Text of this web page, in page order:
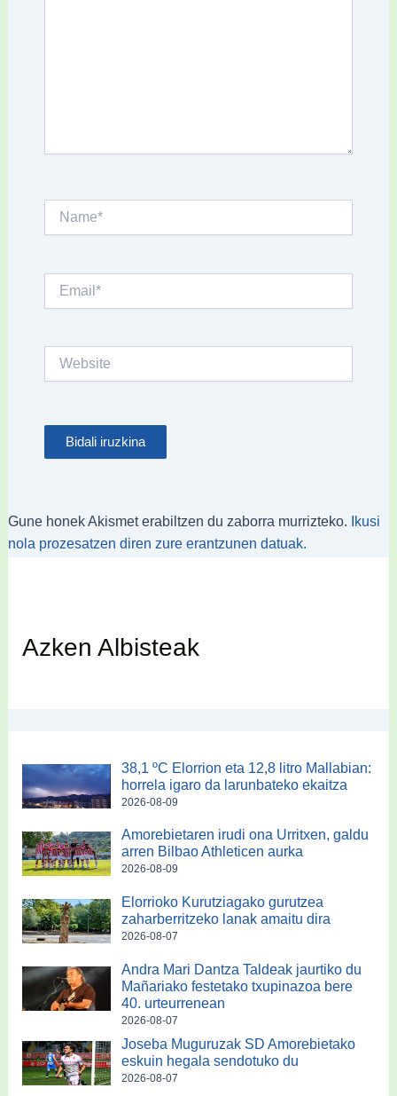
Website
Gune honek Akismet erabiltzen du zaborra murrizteko.
Ikusi
nola prozesatzen diren zure erantzunen datuak.
Azken Albisteak
38,1 ºC Elorrion eta 12,8 litro Mallabian:
horrela igaro da larunbateko ekaitza
2026-08-09
Amorebietaren irudi ona Urritxen, galdu
arren Bilbao Athleticen aurka
2026-08-09
Elorrioko Kurutziagako gurutzea
zaharberritzeko lanak amaitu dira
2026-08-07
Andra Mari Dantza Taldeak jaurtiko du
Mañariako festetako txupinazoa bere
40. urteurrenean
2026-08-07
Joseba Muguruzak SD Amorebietako
eskuin hegala sendotuko du
2026-08-07